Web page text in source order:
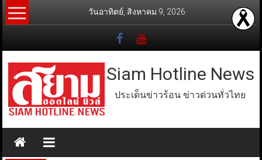
Skip
to
วันอาทิตย์, สิงหาคม 9, 2026
Siam Hotline News
ประเด็นข่าวร้อน ข่าวด่วนทั่วไทย